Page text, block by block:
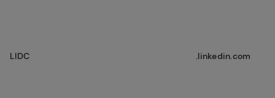
LIDC .linkedin.com